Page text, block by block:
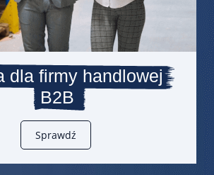
dla firmy handlowej
B2B
Sprawdź